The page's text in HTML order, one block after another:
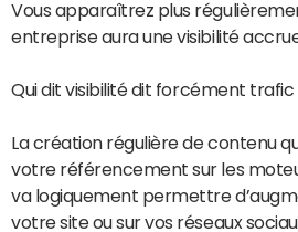
Vous apparaîtrez plus
entreprise aura une visibilité
Qui dit visibilité dit forcément trafic
La création régulière de contenu
votre référencement sur les
va logiquement permettre
votre site ou sur vos réseaux